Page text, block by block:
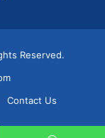
Reserved.
Contact Us